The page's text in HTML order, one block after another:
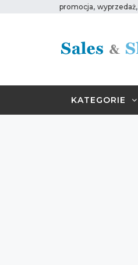
promocja, wyprzedaż,
KATEGORIE